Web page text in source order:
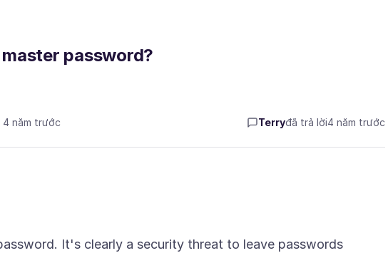
password?
năm trước Terryđã trả lời4 năm trước
It's clearly a security threat to leave passwords